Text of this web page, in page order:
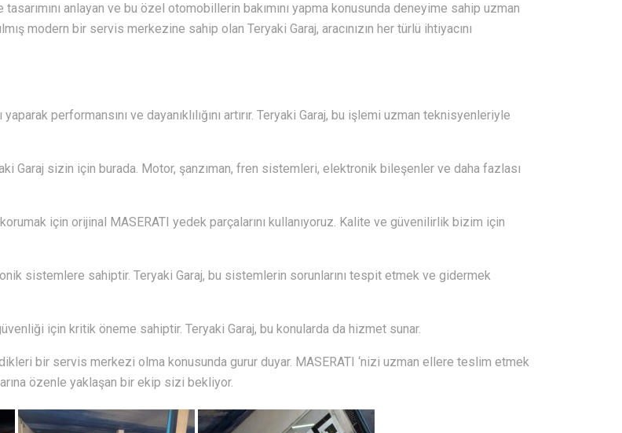
anlayan ve bu özel otomobillerin bakımını yapma konusunda deneyime sahip uzman
modern bir servis merkezine sahip olan Teryaki Garaj, aracınızın her türlü ihtiyacını
performansını ve dayanıklılığını artırır. Teryaki Garaj, bu işlemi uzman teknisyenleriyle
Garaj sizin için burada. Motor, şanzıman, fren sistemleri, elektronik bileşenler ve daha fazlası
için orijinal MASERATI yedek parçalarını kullanıyoruz. Kalite ve güvenilirlik bizim için
sistemlere sahiptir. Teryaki Garaj, bu sistemlerin sorunlarını tespit etmek ve gidermek
için kritik öneme sahiptir. Teryaki Garaj, bu konularda da hizmet sunar.
bir servis merkezi olma konusunda gurur duyar. MASERATI ‘nizi uzman ellere teslim etmek
özenle yaklaşan bir ekip sizi bekliyor.